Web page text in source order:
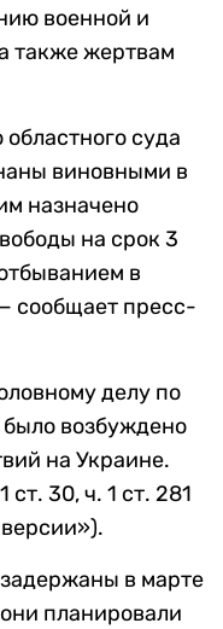
военной и
также жертвам
суда
виновными в
назначено
на срок 3
в
сообщает пресс-
делу по
было возбуждено
на Украине.
30, ч. 1 ст. 281
в марте
планировали